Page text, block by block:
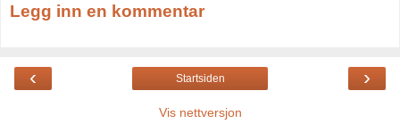
Legg inn en kommentar
‹ ›
Startsiden
Vis nettversjon